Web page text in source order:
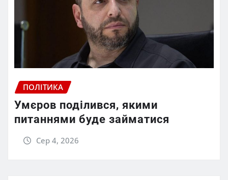
ПОЛІТИКА
Умєров поділився, якими
питаннями буде займатися
Сер 4, 2026